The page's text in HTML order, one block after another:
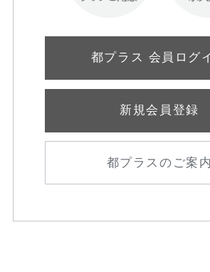
都プラス 会員ログ
新規会員登録
都プラスのご案内